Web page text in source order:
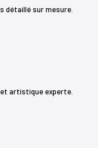
détaillé sur mesure.
artistique experte.